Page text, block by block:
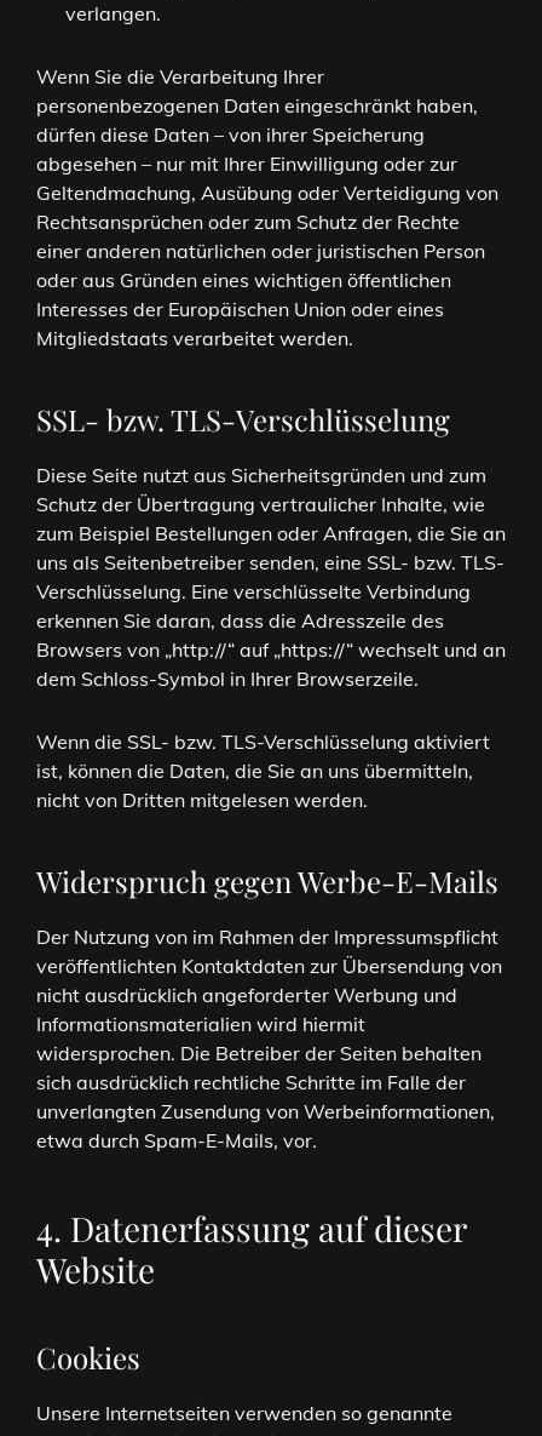
verlangen.
Wenn Sie die Verarbeitung Ihrer
personenbezogenen Daten eingeschränkt haben,
dürfen diese Daten – von ihrer Speicherung
abgesehen – nur mit Ihrer Einwilligung oder zur
Geltendmachung, Ausübung oder Verteidigung von
Rechtsansprüchen oder zum Schutz der Rechte
einer anderen natürlichen oder juristischen Person
oder aus Gründen eines wichtigen öffentlichen
Interesses der Europäischen Union oder eines
Mitgliedstaats verarbeitet werden.
SSL- bzw. TLS-Verschlüsselung
Diese Seite nutzt aus Sicherheitsgründen und zum
Schutz der Übertragung vertraulicher Inhalte, wie
zum Beispiel Bestellungen oder Anfragen, die Sie an
uns als Seitenbetreiber senden, eine SSL- bzw. TLS-
Verschlüsselung. Eine verschlüsselte Verbindung
erkennen Sie daran, dass die Adresszeile des
Browsers von „http://“ auf „https://“ wechselt und an
dem Schloss-Symbol in Ihrer Browserzeile.
Wenn die SSL- bzw. TLS-Verschlüsselung aktiviert
ist, können die Daten, die Sie an uns übermitteln,
nicht von Dritten mitgelesen werden.
Widerspruch gegen Werbe-E-Mails
Der Nutzung von im Rahmen der Impressumspflicht
veröffentlichten Kontaktdaten zur Übersendung von
nicht ausdrücklich angeforderter Werbung und
Informationsmaterialien wird hiermit
widersprochen. Die Betreiber der Seiten behalten
sich ausdrücklich rechtliche Schritte im Falle der
unverlangten Zusendung von Werbeinformationen,
etwa durch Spam-E-Mails, vor.
4. Datenerfassung auf dieser
Website
Cookies
Unsere Internetseiten verwenden so genannte